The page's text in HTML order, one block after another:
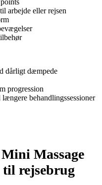
arbejde eller rejsen
dårligt dæmpede
progression
behandlingssessioner
Massage
til rejsebrug